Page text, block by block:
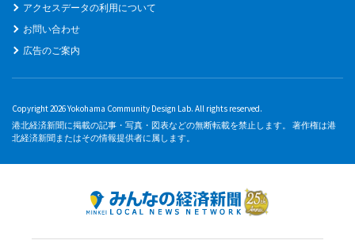
アクセスデータの利用について
お問い合わせ
広告のご案内
Copyright 2026 Yokohama Community Design Lab. All rights reserved.
港北経済新聞に掲載の記事・写真・図表などの無断転載を禁止します。 著作権は港
北経済新聞またはその情報提供者に属します。